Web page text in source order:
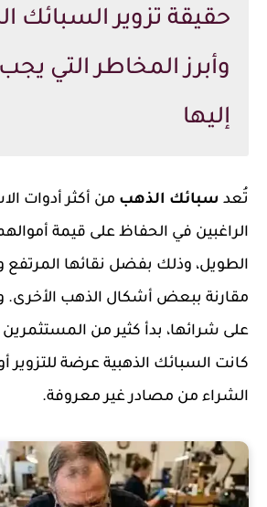
حقيقة تزوير السبائك
وأبرز المخاطر التي يجب
إليها
تُعد سبائك الذهب من أكثر أدوات
الراغبين في الحفاظ على قيمة
الطويل، وذلك بفضل نقائها المرتفع
مقارنة ببعض أشكال الذهب الأخرى.
على شرائها، بدأ كثير من
كانت السبائك الذهبية عرضة
الشراء من مصادر غير معروفة.